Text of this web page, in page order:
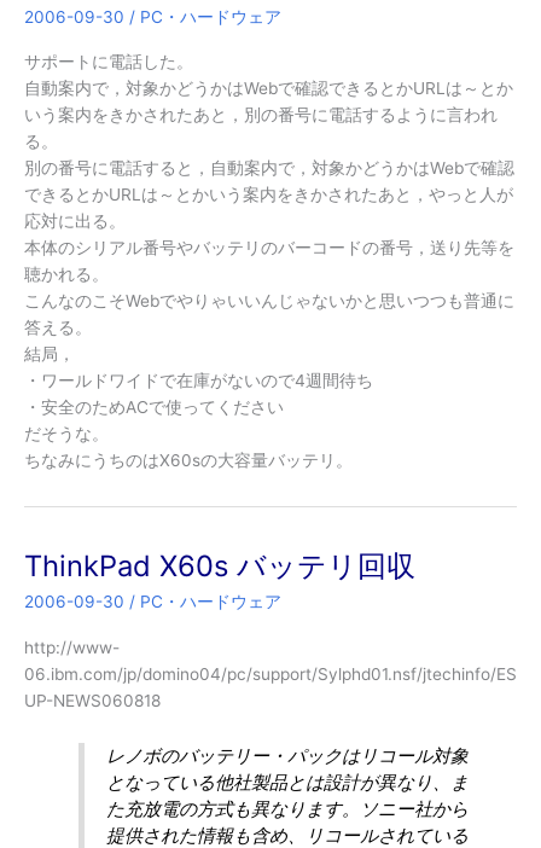
2006-09-30 / PC・ハードウェア
サポートに電話した。
自動案内で，対象かどうかはWebで確認できるとかURLは～とか
いう案内をきかされたあと，別の番号に電話するように言われ
る。
別の番号に電話すると，自動案内で，対象かどうかはWebで確認
できるとかURLは～とかいう案内をきかされたあと，やっと人が
応対に出る。
本体のシリアル番号やバッテリのバーコードの番号，送り先等を
聴かれる。
こんなのこそWebでやりゃいいんじゃないかと思いつつも普通に
答える。
結局，
・ワールドワイドで在庫がないので4週間待ち
・安全のためACで使ってください
だそうな。
ちなみにうちのはX60sの大容量バッテリ。
ThinkPad X60s バッテリ回収
2006-09-30 / PC・ハードウェア
http://www-
06.ibm.com/jp/domino04/pc/support/Sylphd01.nsf/jtechinfo/ES
UP-NEWS060818
レノボのバッテリー・パックはリコール対象
となっている他社製品とは設計が異なり、ま
た充放電の方式も異なります。ソニー社から
提供された情報も含め、リコールされている